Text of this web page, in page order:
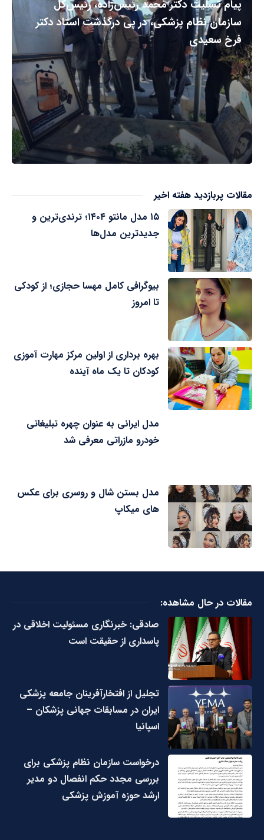
پیام تسلیت دکتر محمد رئیس‌زاده، رئیس‌کل
سازمان نظام پزشکی، در پی درگذشت استاد دکتر
فرخ سعیدی
مقالات پربازدید هفته اخیر
۱۵ مدل مانتو ۱۴۰۴؛ ترندی‌ترین و
جدیدترین مدل‌ها
بیوگرافی کامل مهسا حجازی؛ از کودکی
تا امروز
بهره برداری از اولین مرکز مهارت آموزی
کودکان تا یک ماه آینده
مدل ایرانی به عنوان چهره تبلیغاتی
خودرو مازراتی معرفی شد
مدل بستن شال و روسری برای عکس
های میکاپ
مقالات در حال مشاهده:
صادقی: خبرنگاری مسئولیت اخلاقی در
پاسداری از حقیقت است
تجلیل از افتخارآفرینان جامعه پزشکی
ایران در مسابقات جهانی پزشکان –
اسپانیا
درخواست سازمان نظام پزشکی برای
بررسی مجدد حکم انفصال دو مدیر
ارشد حوزه آموزش پزشکی